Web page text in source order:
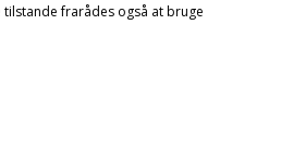
frarådes også at bruge